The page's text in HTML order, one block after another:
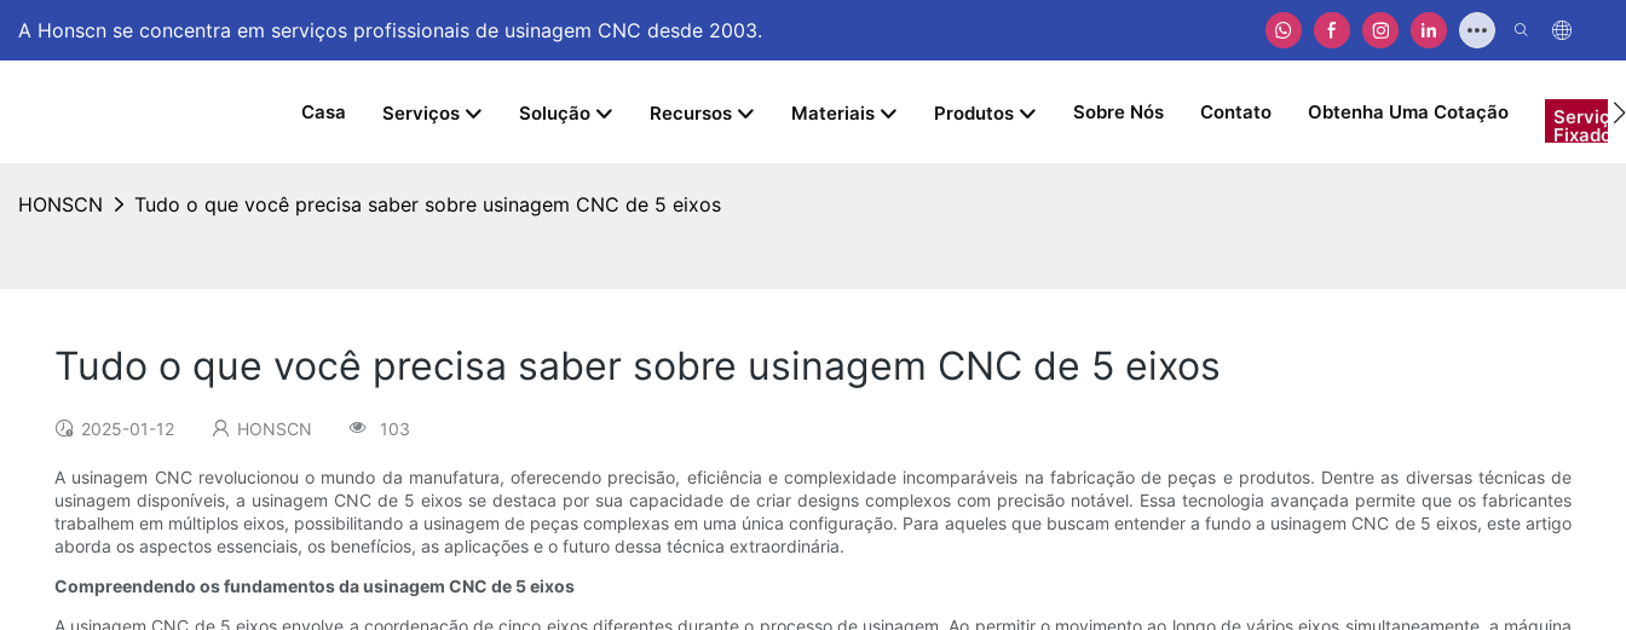
A Honscn se concentra em serviços profissionais de usinagem CNC desde 2003.
Casa Serviços Solução Recursos Materiais Produtos Sobre Nós Contato Obtenha Uma Cotação Serviço
HONSCN Tudo o que você precisa saber sobre usinagem CNC de 5 eixos
Tudo o que você precisa saber sobre usinagem CNC de 5 eixos
2025-01-12 HONSCN 103
A usinagem CNC revolucionou o mundo da manufatura, oferecendo precisão, eficiência e complexidade incomparáveis ​​na fabricação de peças e produtos. Dentre as diversas técnicas de
usinagem disponíveis, a usinagem CNC de 5 eixos se destaca por sua capacidade de criar designs complexos com precisão notável. Essa tecnologia avançada permite que os fabricantes
trabalhem em múltiplos eixos, possibilitando a usinagem de peças complexas em uma única configuração. Para aqueles que buscam entender a fundo a usinagem CNC de 5 eixos, este artigo
aborda os aspectos essenciais, os benefícios, as aplicações e o futuro dessa técnica extraordinária.
Compreendendo os fundamentos da usinagem CNC de 5 eixos